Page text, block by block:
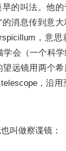
的叫法。他
消息传到意
，意思
学会（一个科
远镜用两个
，沿用
叫做察谍镜：